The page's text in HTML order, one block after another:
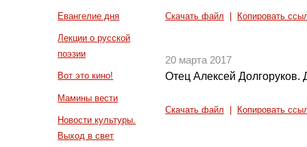
Евангелие дня
Лекции о русской
поэзии
Вот это кино!
Мамины вести
Новости культуры.
Выход в свет
Скачать файл Копировать
20 марта 2017
Отец Алексей Долгоруков.
Скачать файл Копировать